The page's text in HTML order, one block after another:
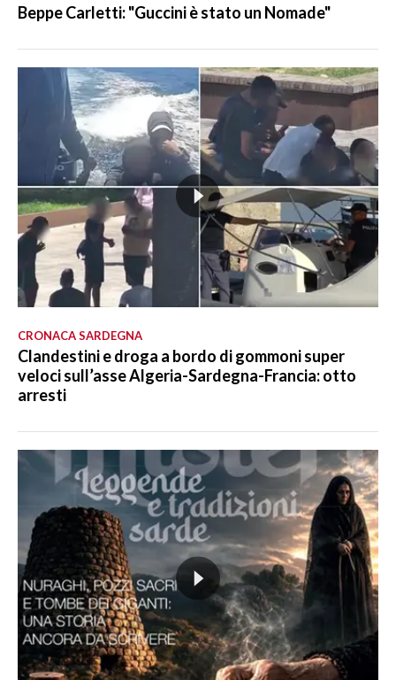
Beppe Carletti: "Guccini è stato un Nomade"
CRONACA SARDEGNA
Clandestini e droga a bordo di gommoni super
veloci sull’asse Algeria-Sardegna-Francia: otto
arresti